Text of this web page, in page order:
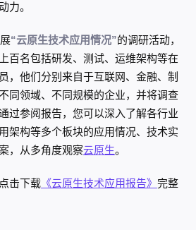
力。
“云原生技术应用情况”的调研活动，
百名包括研发、测试、运维架构等在
，他们分别来自于互联网、金融、制
同领域、不同规模的企业，并将调查
过参阅报告，您可以深入了解各行业
架构等多个板块的应用情况、技术实
，从多角度观察云原生。
击下载《云原生技术应用报告》 完整